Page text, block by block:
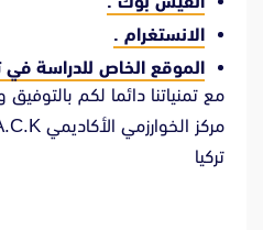
الانستغرام .
الموقع الخاص للدراسة في
مع تمنياتنا دائما لكم بالتوفيق
تركيا